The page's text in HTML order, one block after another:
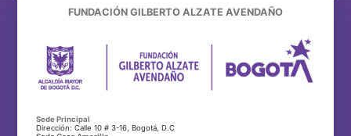
FUNDACIÓN GILBERTO ALZATE AVENDAÑO
Sede Principal
Dirección: Calle 10 # 3-16, Bogotá, D.C